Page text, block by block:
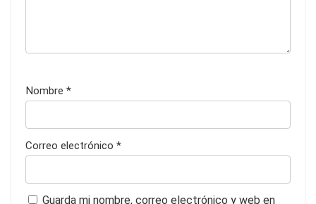
Nombre *
Correo electrónico *
Guarda mi nombre, correo electrónico y web en